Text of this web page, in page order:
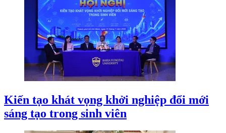
Kiến tạo khát vọng khởi nghiệp đổi mới
sáng tạo trong sinh viên